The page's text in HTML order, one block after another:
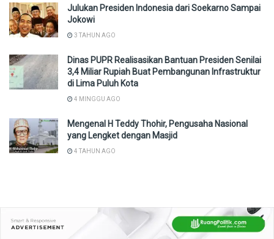
Julukan Presiden Indonesia dari Soekarno Sampai
Jokowi
3 TAHUN AGO
Dinas PUPR Realisasikan Bantuan Presiden Senilai
3,4 Miliar Rupiah Buat Pembangunan Infrastruktur
di Lima Puluh Kota
4 MINGGU AGO
Mengenal H Teddy Thohir, Pengusaha Nasional
yang Lengket dengan Masjid
4 TAHUN AGO